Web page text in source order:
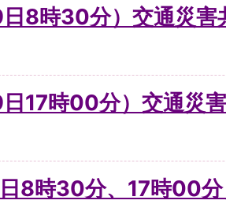
日8時30分）交通災
日17時00分）交通災
8時30分、17時00